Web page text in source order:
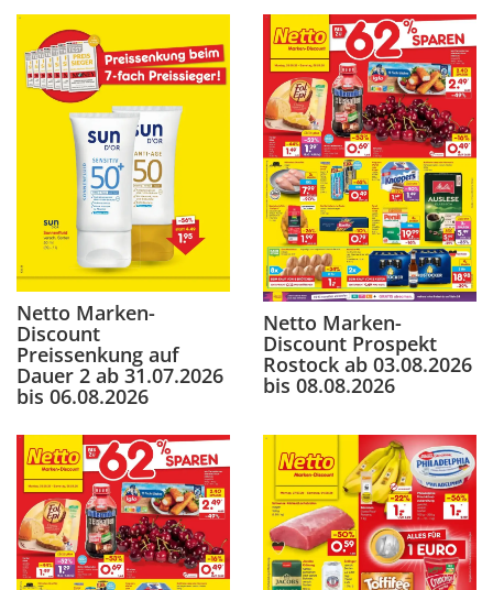
Netto Marken-
Discount
Preissenkung auf
Dauer 2 ab 31.07.2026
bis 06.08.2026
Netto Marken-
Discount Prospekt
Rostock ab 03.08.2026
bis 08.08.2026